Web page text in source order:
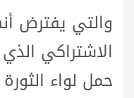
والتي يفترض
الاشتراكي
حمل لواء